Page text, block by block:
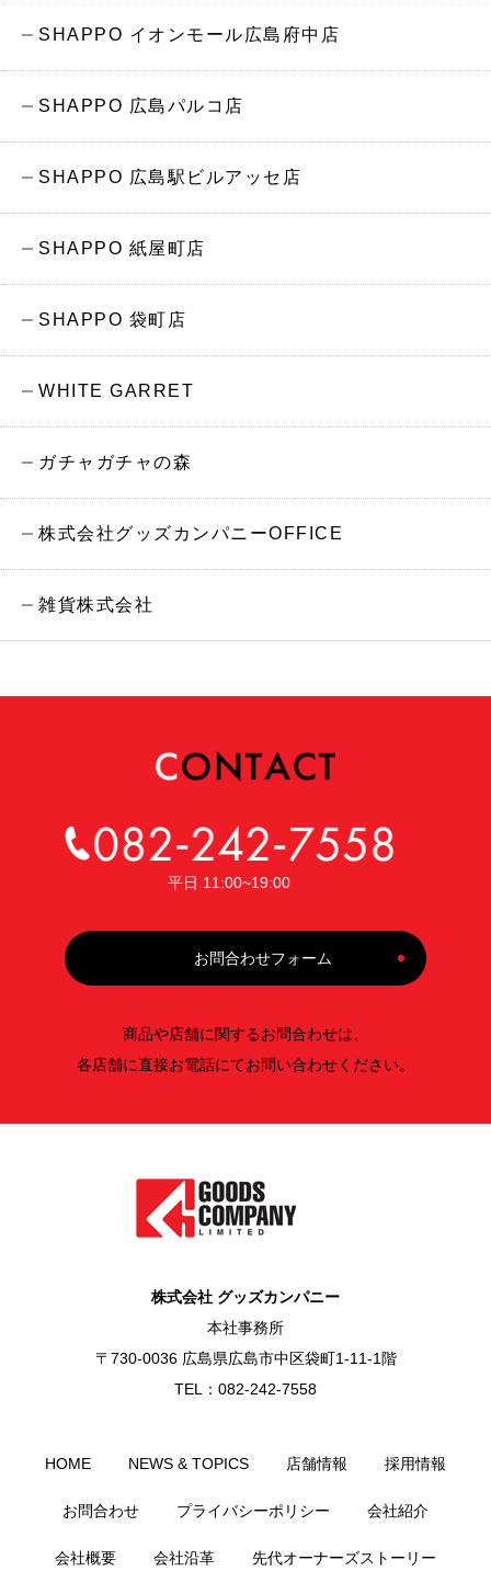
SHAPPO イオンモール広島府中店
SHAPPO 広島パルコ店
SHAPPO 広島駅ビルアッセ店
SHAPPO 紙屋町店
SHAPPO 袋町店
WHITE GARRET
ガチャガチャの森
株式会社グッズカンパニーOFFICE
雑貨株式会社
平日 11:00~19:00
お問合わせフォーム
商品や店舗に関するお問合わせは、
各店舗に直接お電話にてお問い合わせください。
株式会社 グッズカンパニー
本社事務所
〒730-0036 広島県広島市中区袋町1-11-1階
TEL：082-242-7558
HOME NEWS & TOPICS 店舗情報 採用情報
お問合わせ プライバシーポリシー 会社紹介
会社概要 会社沿革 先代オーナーズストーリー